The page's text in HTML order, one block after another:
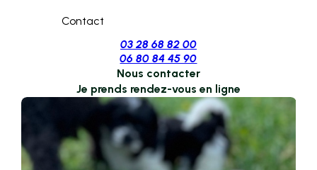
Contact
03 28 68 82 00
06 80 84 45 90
Nous contacter
Je prends rendez-vous en ligne